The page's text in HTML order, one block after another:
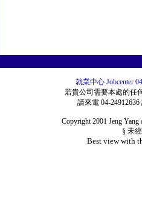
就業中心 Jobcenter
若貴公司需要本處的任
請來電 04-24912636
Copyright 2001 Jeng Yang
§ 未
Best view with